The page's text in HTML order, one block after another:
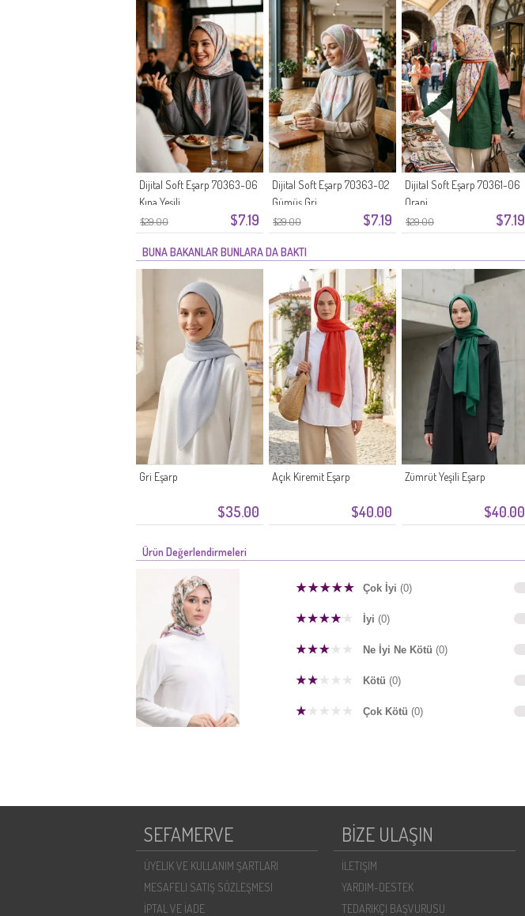
$29.00 $7.19
Dijital Soft Eşarp 70363-06
Kına Yeşili
$29.00 $7.19
Dijital Soft Eşarp 70363-02
Gümüş Gri
$29.00 $7.19
Dijital Soft Eşarp 70361-06
Oranj
BUNA BAKANLAR BUNLARA DA BAKTI
$35.00
Gri Eşarp
$40.00
Açık Kiremit Eşarp
$40.00
Zümrüt Yeşili Eşarp
Ürün Değerlendirmeleri
Çok İyi (0)
İyi (0)
Ne İyi Ne Kötü (0)
Kötü (0)
Çok Kötü (0)
SEFAMERVE
ÜYELIK VE KULLANIM ŞARTLARI
MESAFELI SATIŞ SÖZLEŞMESI
İPTAL VE İADE
BİZE ULAŞIN
İLETIŞIM
YARDIM-DESTEK
TEDARIKÇI BAŞVURUSU